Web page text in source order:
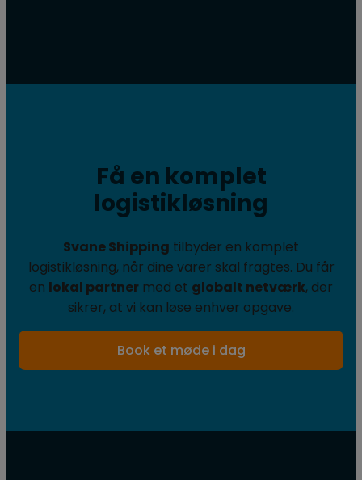
Få en komplet
logistikløsning​
Svane Shipping tilbyder en komplet
logistikløsning, når dine varer skal fragtes. Du får
en lokal partner med et globalt netværk, der
sikrer, at vi kan løse enhver opgave.
Book et møde i dag